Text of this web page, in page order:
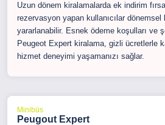
Uzun dönem kiralamalarda ek indirim
rezervasyon yapan kullanıcılar dönemsel
yararlanabilir. Esnek ödeme koşulları ve
Peugeot Expert kiralama, gizli ücretlerle
hizmet deneyimi yaşamanızı sağlar.
Minibüs
Peugout Expert